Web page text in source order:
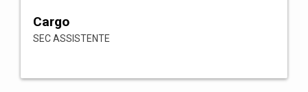
Cargo
SEC ASSISTENTE